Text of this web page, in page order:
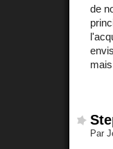
de
Par